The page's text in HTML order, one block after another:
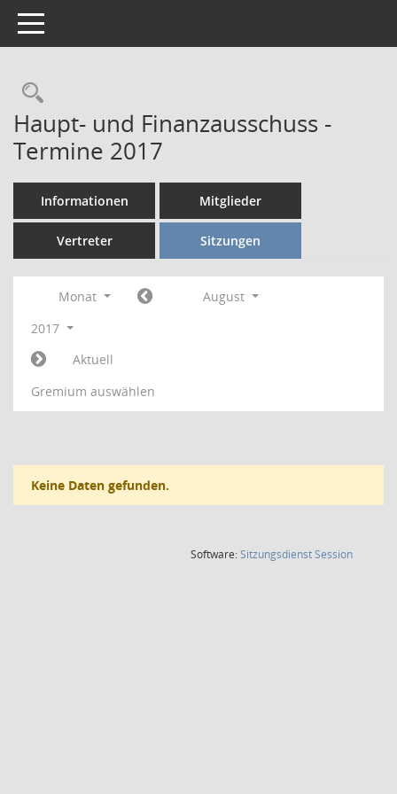
Toggle navigation
Rechercheauswahl
Haupt- und Finanzausschuss -
Termine 2017
Informationen Mitglieder
Vertreter Sitzungen
Monat
August
2017
Aktuell
Gremium auswählen
Keine Daten gefunden.
Software:SitzungsdienstSession(Wird in